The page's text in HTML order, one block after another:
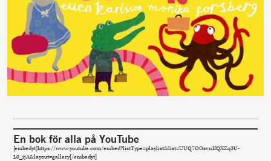
En bok för alla på YouTube
[embedyt]https://www.youtube.com/embed?listType=playlist&list=UUQ7OOsvnIfQXZq3U-
L0_ijA&layout=gallery[/embedyt]